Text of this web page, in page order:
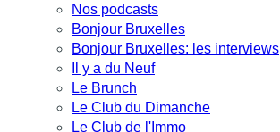
Nos podcasts
Bonjour Bruxelles
Bonjour Bruxelles: les interviews
Il y a du Neuf
Le Brunch
Le Club du Dimanche
Le Club de l'Immo